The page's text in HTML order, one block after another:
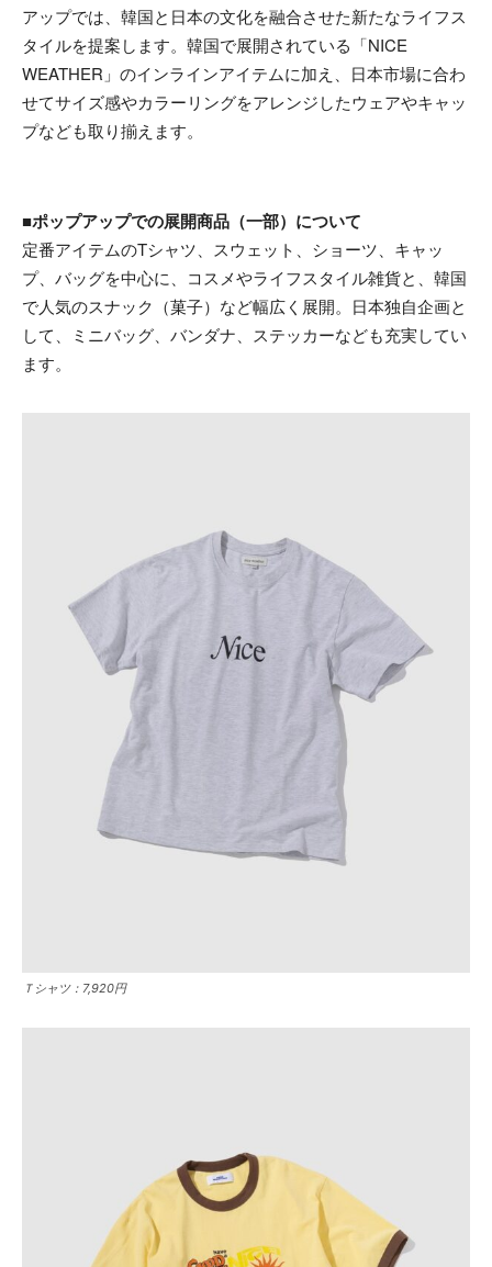
アップでは、韓国と日本の文化を融合させた新たなライフス
タイルを提案します。韓国で展開されている「NICE
WEATHER」のインラインアイテムに加え、日本市場に合わ
せてサイズ感やカラーリングをアレンジしたウェアやキャッ
プなども取り揃えます。
■ポップアップでの展開商品（一部）について
定番アイテムのTシャツ、スウェット、ショーツ、キャッ
プ、バッグを中心に、コスメやライフスタイル雑貨と、韓国
で人気のスナック（菓子）など幅広く展開。日本独自企画と
して、ミニバッグ、バンダナ、ステッカーなども充実してい
ます。
Ｔシャツ：7,920円